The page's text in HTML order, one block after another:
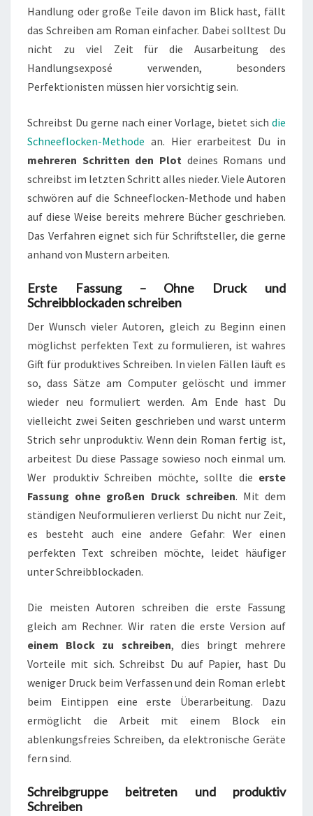
Handlung oder große Teile davon im Blick hast, fällt
das Schreiben am Roman einfacher. Dabei solltest Du
nicht zu viel Zeit für die Ausarbeitung des
Handlungsexposé verwenden, besonders
Perfektionisten müssen hier vorsichtig sein.
Schreibst Du gerne nach einer Vorlage, bietet sich die
Schneeflocken-Methode an. Hier erarbeitest Du in
mehreren Schritten den Plot deines Romans und
schreibst im letzten Schritt alles nieder. Viele Autoren
schwören auf die Schneeflocken-Methode und haben
auf diese Weise bereits mehrere Bücher geschrieben.
Das Verfahren eignet sich für Schriftsteller, die gerne
anhand von Mustern arbeiten.
Erste Fassung – Ohne Druck und
Schreibblockaden schreiben
Der Wunsch vieler Autoren, gleich zu Beginn einen
möglichst perfekten Text zu formulieren, ist wahres
Gift für produktives Schreiben. In vielen Fällen läuft es
so, dass Sätze am Computer gelöscht und immer
wieder neu formuliert werden. Am Ende hast Du
vielleicht zwei Seiten geschrieben und warst unterm
Strich sehr unproduktiv. Wenn dein Roman fertig ist,
arbeitest Du diese Passage sowieso noch einmal um.
Wer produktiv Schreiben möchte, sollte die erste
Fassung ohne großen Druck schreiben. Mit dem
ständigen Neuformulieren verlierst Du nicht nur Zeit,
es besteht auch eine andere Gefahr: Wer einen
perfekten Text schreiben möchte, leidet häufiger
unter Schreibblockaden.
Die meisten Autoren schreiben die erste Fassung
gleich am Rechner. Wir raten die erste Version auf
einem Block zu schreiben, dies bringt mehrere
Vorteile mit sich. Schreibst Du auf Papier, hast Du
weniger Druck beim Verfassen und dein Roman erlebt
beim Eintippen eine erste Überarbeitung. Dazu
ermöglicht die Arbeit mit einem Block ein
ablenkungsfreies Schreiben, da elektronische Geräte
fern sind.
Schreibgruppe beitreten und produktiv
Schreiben